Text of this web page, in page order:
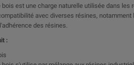
bois est une charge naturelle utilisée dans
avec diverses résines,
des résines.
: